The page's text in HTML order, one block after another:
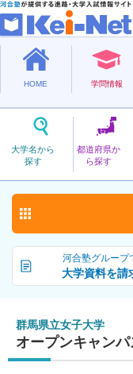
HOME 学問情報
大学名から
探す
都道府県か
ら探す
公立
ぐんまけんりつじょ
群馬県
河合塾グループ
大学資料を請
群馬県立女子大学
オープンキャンパ